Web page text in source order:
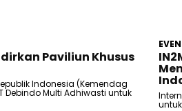
Paviliun Khusus
Indonesia (Kemendag
Debindo Multi Adhiwasti untuk